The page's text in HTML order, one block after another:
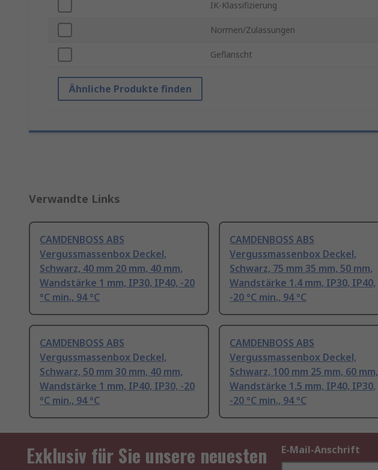
IK-Klassifizierung
Normen/Zulassungen
Geflanscht
Ähnliche Produkte finden
Verwandte Links
CAMDENBOSS ABS
Vergussmassenbox Deckel,
Schwarz, 40 mm 20 mm, 40 mm,
Wandstärke 1 mm, IP30, IP40, -20
°C min., 94 °C
CAMDENBOSS ABS
Vergussmassenbox Deckel,
Schwarz, 75 mm 35 mm, 50 mm,
Wandstärke 1.4 mm, IP30, IP40,
-20 °C min., 94 °C
CAMDENBOSS ABS
Vergussmassenbox Deckel,
Schwarz, 50 mm 30 mm, 40 mm,
Wandstärke 1 mm, IP40, IP30, -20
°C min., 94 °C
CAMDENBOSS ABS
Vergussmassenbox Deckel,
Schwarz, 100 mm 25 mm, 60 mm,
Wandstärke 1.5 mm, IP40, IP30,
-20 °C min., 94 °C
Exklusiv für Sie unsere neuesten
E-Mail-Anschrift